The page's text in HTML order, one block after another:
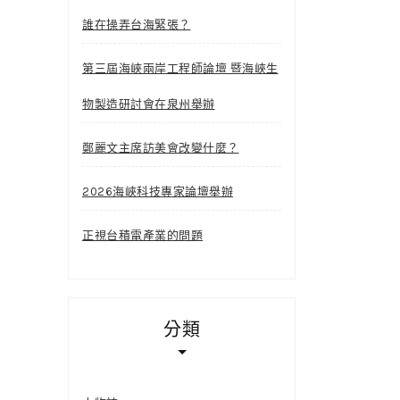
誰在操弄台海緊張？
第三屆海峽兩岸工程師論壇 暨海峽生
物製造研討會在泉州舉辦
鄭麗文主席訪美會改變什麼？
2026海峽科技專家論壇舉辦
正視台積電產業的問題
分類